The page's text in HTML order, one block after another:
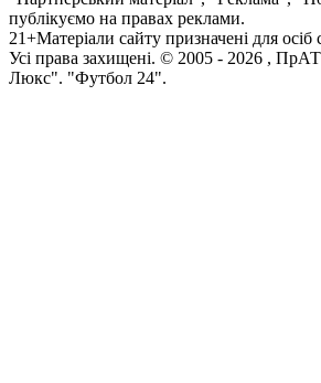
публікуємо на правах реклами.
21+Матеріали сайту призначені для
Усi права захищенi. © 2005 - 2026 , ПрАТ
Люкс". "Футбол 24".